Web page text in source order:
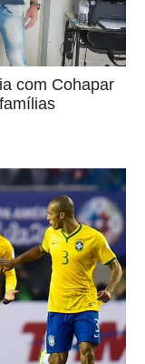
com Cohapar